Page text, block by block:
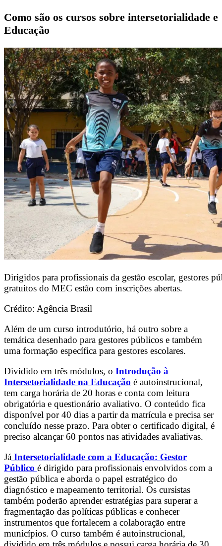
Como são os cursos sobre intersetorialidade e
Educação
Dirigidos para profissionais da gestão escolar, gestores
gratuitos do MEC estão com inscrições abertas.
Crédito: Agência Brasil
Além de um curso introdutório, há outro sobre a
temática desenhado para gestores públicos e também
uma formação específica para gestores escolares.
Dividido em três módulos, o Introdução à
Intersetorialidade na Educação é autoinstrucional,
tem carga horária de 20 horas e conta com leitura
obrigatória e questionário avaliativo. O conteúdo fica
disponível por 40 dias a partir da matrícula e precisa ser
concluído nesse prazo. Para obter o certificado digital, é
preciso alcançar 60 pontos nas atividades avaliativas.
Já Intersetorialidade com a Educação: Gestor
Público é dirigido para profissionais envolvidos com a
gestão pública e aborda o papel estratégico do
diagnóstico e mapeamento territorial. Os cursistas
também poderão aprender estratégias para superar a
fragmentação das políticas públicas e conhecer
instrumentos que fortalecem a colaboração entre
municípios. O curso também é autoinstrucional,